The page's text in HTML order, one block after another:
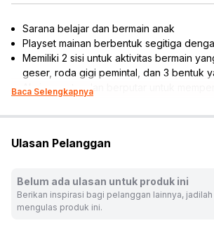
Sarana belajar dan bermain anak
Playset mainan berbentuk segitiga
Memiliki 2 sisi untuk aktivitas bermain
geser, roda gigi pemintal, dan 3 bentuk
Aksi memutar dan berputar untuk
Memiliki ukuran yang pas di tangan anak
menggenggam, dan memutar
imajinatif, dan kreativitas
Meningkatkan ketangkasan, kesabaran,
error
Baca Selengkapnya
Ulasan Pelanggan
Belum ada ulasan untuk produk ini
Berikan inspirasi bagi pelanggan lainnya,
mengulas produk ini.